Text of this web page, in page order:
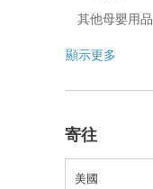
其他母嬰用品
顯示更多
寄往
美國